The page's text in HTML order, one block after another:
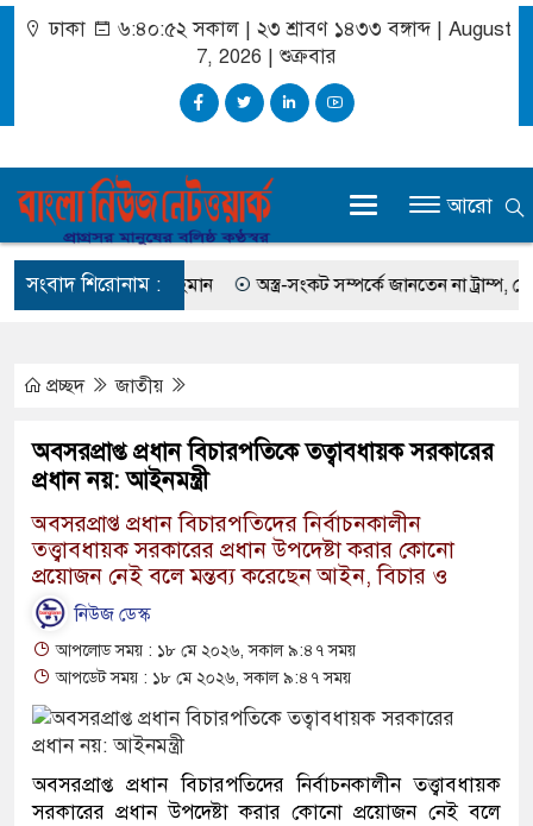
ঢাকা ৬:৪০:৫৩ সকাল |২৩ শ্রাবণ ১৪৩৩ বঙ্গাব্দ | August
7, 2026 | শুক্রবার
আরো
সংবাদ শিরোনাম :
সালমান এফ রহমান অস্ত্র-সংকট সম্পর্কে জানতেন না ট্রাম্প,
প্রচ্ছদ জাতীয়
অবসরপ্রাপ্ত প্রধান বিচারপতিকে তত্বাবধায়ক সরকারের
প্রধান নয়: আইনমন্ত্রী
অবসরপ্রাপ্ত প্রধান বিচারপতিদের নির্বাচনকালীন
তত্ত্বাবধায়ক সরকারের প্রধান উপদেষ্টা করার কোনো
প্রয়োজন নেই বলে মন্তব্য করেছেন আইন, বিচার ও
নিউজ ডেস্ক
আপলোড সময় : ১৮ মে ২০২৬, সকাল ৯:৪৭ সময়
আপডেট সময় : ১৮ মে ২০২৬, সকাল ৯:৪৭ সময়
অবসরপ্রাপ্ত প্রধান বিচারপতিদের নির্বাচনকালীন তত্ত্বাবধায়ক
সরকারের প্রধান উপদেষ্টা করার কোনো প্রয়োজন নেই বলে